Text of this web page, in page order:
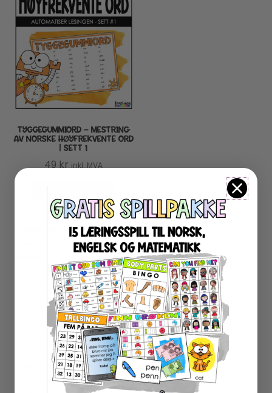
BOKSTAVREPETISJON
BEGYNNEROPPLÆRING
LESEOPPLÆRING
LESEFORSTÅELSE
SKRIVEAKTIVITETER
HØYFREKVENTE ORD
GRAMMATIKK OG RETTSKRIVING
DIFTONGER
TYGGEGUMMIORD – MESTRING
AV NORSKE HØYFREKVENTE ORD
| SETT 1
49kr inkl. MVA